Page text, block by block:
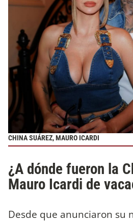
CHINA SUÁREZ, MAURO ICARDI
¿A dónde fueron la
Mauro Icardi de
Desde que anunciaron su